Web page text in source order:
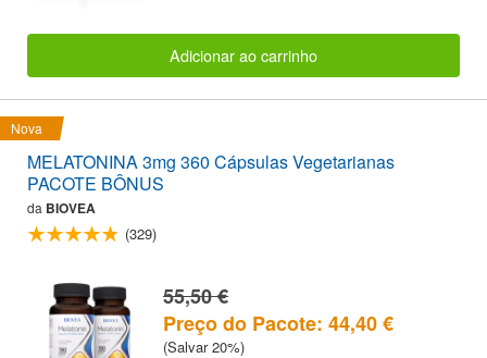
Adicionar ao carrinho
Nova
MELATONINA 3mg 360 Cápsulas Vegetarianas
PACOTE BÔNUS
da BIOVEA
(329)
55,50 €
Preço do Pacote: 44,40 €
(Salvar 20%)